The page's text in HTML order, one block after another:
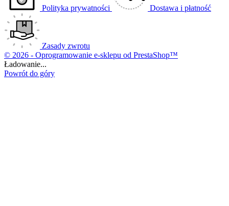
Polityka prywatności Dostawa i płatność
Zasady zwrotu
© 2026 - Oprogramowanie e-sklepu od PrestaShop™
Ładowanie...
Powrót do góry